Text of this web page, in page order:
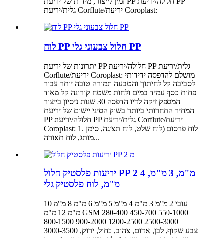
גלית/יריעת Corflute/יריעת Coroplast:
לוח PP חלול צבעוני גלי PP
יתרונות של יריעת PP חלולה/יריעת PP גלית/יריעת
Corflute/יריעת Coroplast: מושלם להדפסה ידידותי
לסביבה קל לחיתוך והטבעה תמורה טובה יותר עבור
פחות כסף עמיד במים ולחות משטח קורונה קל מאוד
המספק זיקה לדיו הדפסה 30 שנות ניסיון בייצור
המחיר התחרותי ביותר בשוק הסיני יישום של יריעת
PP חלולה/יריעת PP גלית/יריעת Corflute/יריעת
Coroplast: 1. לוח פרסום (לוח שלט, לוח תצוגה, סימן
מותג, לוח תאורה...
יריעות פלסטיק חלול PP 2 מ"מ, 3 מ"מ, 4
מ"מ, לוח פלסטיק גלי
עובי 2 מ"מ 3 מ"מ 4 מ"מ 5 מ"מ 6 מ"מ 8 מ"מ 10
מ"מ 12 מ"מ GSM 280-400 450-700 550-1000
800-1500 900-2000 1200-2500 2500-3000
3000-3500 צבע שקוף, לבן, אדום, צהוב, כחול, ירוק,